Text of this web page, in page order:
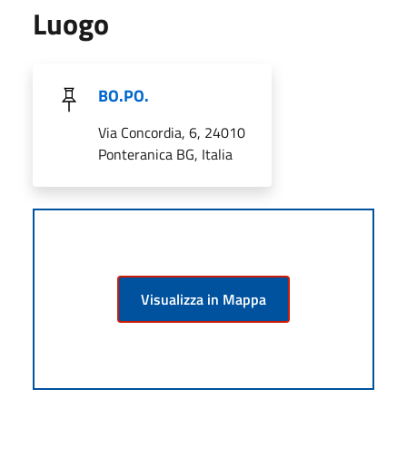
Luogo
BO.PO.
Via Concordia, 6, 24010
Ponteranica BG, Italia
Visualizza in Mappa